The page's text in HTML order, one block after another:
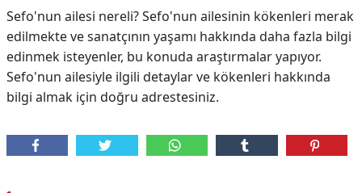
Sefo'nun ailesi nereli? Sefo'nun ailesinin kökenleri merak
edilmekte ve sanatçının yaşamı hakkında daha fazla bilgi
edinmek isteyenler, bu konuda araştırmalar yapıyor.
Sefo'nun ailesiyle ilgili detaylar ve kökenleri hakkında
bilgi almak için doğru adrestesiniz.